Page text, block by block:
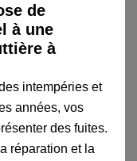
de
à une
à
intempéries et
années, vos
des fuites.
réparation et la